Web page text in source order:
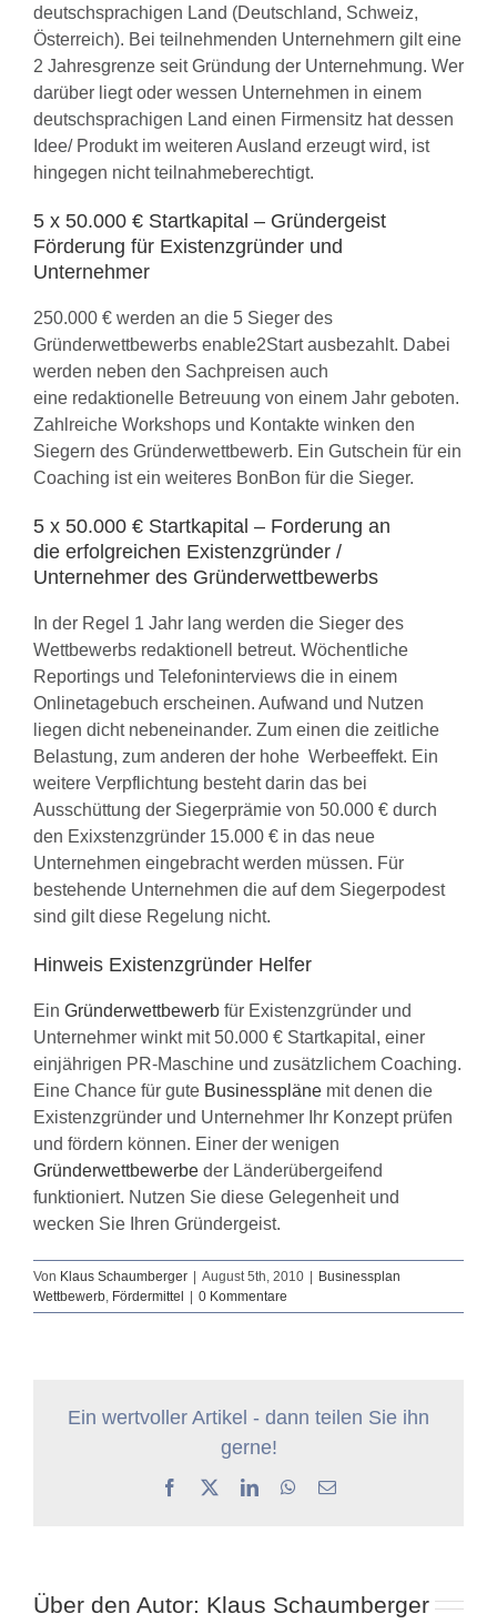
deutschsprachigen Land (Deutschland, Schweiz,
Österreich). Bei teilnehmenden Unternehmern gilt eine
2 Jahresgrenze seit Gründung der Unternehmung. Wer
darüber liegt oder wessen Unternehmen in einem
deutschsprachigen Land einen Firmensitz hat dessen
Idee/ Produkt im weiteren Ausland erzeugt wird, ist
hingegen nicht teilnahmeberechtigt.
5 x 50.000 € Startkapital – Gründergeist
Förderung für Existenzgründer und
Unternehmer
250.000 € werden an die 5 Sieger des
Gründerwettbewerbs enable2Start ausbezahlt. Dabei
werden neben den Sachpreisen auch
eine redaktionelle Betreuung von einem Jahr geboten.
Zahlreiche Workshops und Kontakte winken den
Siegern des Gründerwettbewerb. Ein Gutschein für ein
Coaching ist ein weiteres BonBon für die Sieger.
5 x 50.000 € Startkapital – Forderung an
die erfolgreichen Existenzgründer /
Unternehmer des Gründerwettbewerbs
In der Regel 1 Jahr lang werden die Sieger des
Wettbewerbs redaktionell betreut. Wöchentliche
Reportings und Telefoninterviews die in einem
Onlinetagebuch erscheinen. Aufwand und Nutzen
liegen dicht nebeneinander. Zum einen die zeitliche
Belastung, zum anderen der hohe Werbeeffekt. Ein
weitere Verpflichtung besteht darin das bei
Ausschüttung der Siegerprämie von 50.000 € durch
den Exixstenzgründer 15.000 € in das neue
Unternehmen eingebracht werden müssen. Für
bestehende Unternehmen die auf dem Siegerpodest
sind gilt diese Regelung nicht.
Hinweis Existenzgründer Helfer
Ein Gründerwettbewerb für Existenzgründer und
Unternehmer winkt mit 50.000 € Startkapital, einer
einjährigen PR-Maschine und zusätzlichem Coaching.
Eine Chance für gute Businesspläne mit denen die
Existenzgründer und Unternehmer Ihr Konzept prüfen
und fördern können. Einer der wenigen
Gründerwettbewerbe der Länderübergeifend
funktioniert. Nutzen Sie diese Gelegenheit und
wecken Sie Ihren Gründergeist.
Von Klaus Schaumberger August 5th, 2010
Businessplan
Wettbewerb, Fördermittel 0 Kommentare
Ein wertvoller Artikel - dann teilen Sie ihn
gerne!
Facebook LinkedInWhatsApp
E-
Über den Autor: Klaus Schaumberger